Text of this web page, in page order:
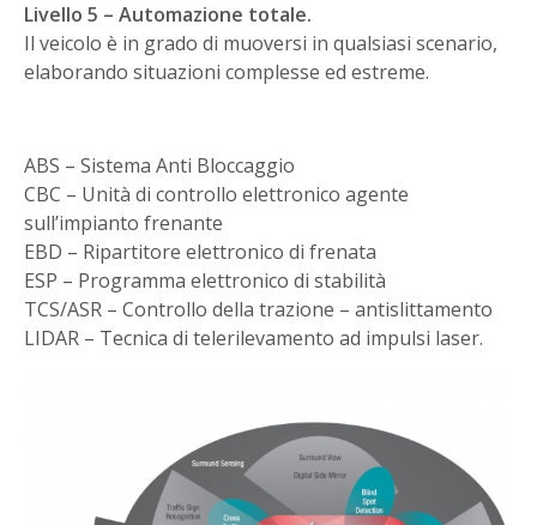
Livello 5 – Automazione totale.
Il veicolo è in grado di muoversi in qualsiasi scenario,
elaborando situazioni complesse ed estreme.
ABS – Sistema Anti Bloccaggio
CBC – Unità di controllo elettronico agente
sull’impianto frenante
EBD – Ripartitore elettronico di frenata
ESP – Programma elettronico di stabilità
TCS/ASR – Controllo della trazione – antislittamento
LIDAR – Tecnica di telerilevamento ad impulsi laser.